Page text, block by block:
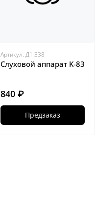
Артикул: Д1 338
Слуховой аппарат K-83
840 ₽
Предзаказ